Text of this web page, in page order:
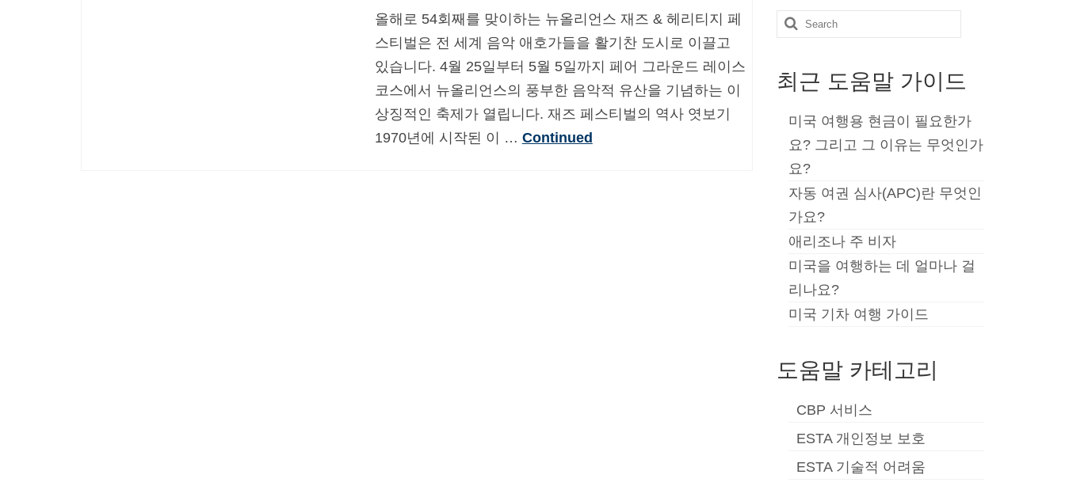
올해로 54회째를 맞이하는 뉴올리언스 재즈 & 헤리티지 페
스티벌은 전 세계 음악 애호가들을 활기찬 도시로 이끌고
있습니다. 4월 25일부터 5월 5일까지 페어 그라운드 레이스
코스에서 뉴올리언스의 풍부한 음악적 유산을 기념하는 이
상징적인 축제가 열립니다. 재즈 페스티벌의 역사 엿보기
1970년에 시작된 이 … Continued
Search
최근 도움말 가이드
미국 여행용 현금이 필요한가
요? 그리고 그 이유는 무엇인가
요?
자동 여권 심사(APC)란 무엇인
가요?
애리조나 주 비자
미국을 여행하는 데 얼마나 걸
리나요?
미국 기차 여행 가이드
도움말 카테고리
CBP 서비스
ESTA 개인정보 보호
ESTA 기술적 어려움